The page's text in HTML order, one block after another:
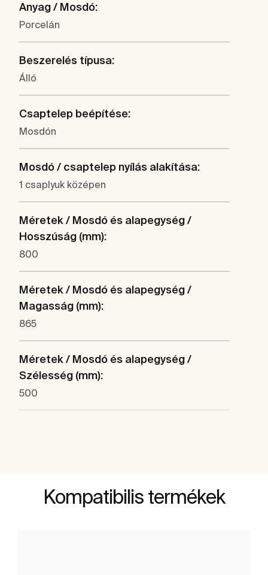
Anyag / Mosdó:
Porcelán
Beszerelés típusa:
Álló
Csaptelep beépítése:
Mosdón
Mosdó / csaptelep nyílás alakítása:
1 csaplyuk középen
Méretek / Mosdó és alapegység /
Hosszúság (mm):
800
Méretek / Mosdó és alapegység /
Magasság (mm):
865
Méretek / Mosdó és alapegység /
Szélesség (mm):
500
Kompatibilis termékek